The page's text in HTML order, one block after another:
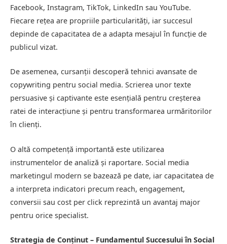
Facebook, Instagram, TikTok, LinkedIn sau YouTube.
Fiecare rețea are propriile particularități, iar succesul
depinde de capacitatea de a adapta mesajul în funcție de
publicul vizat.
De asemenea, cursanții descoperă tehnici avansate de
copywriting pentru social media. Scrierea unor texte
persuasive și captivante este esențială pentru creșterea
ratei de interacțiune și pentru transformarea urmăritorilor
în clienți.
O altă competență importantă este utilizarea
instrumentelor de analiză și raportare. Social media
marketingul modern se bazează pe date, iar capacitatea de
a interpreta indicatori precum reach, engagement,
conversii sau cost per click reprezintă un avantaj major
pentru orice specialist.
Strategia de Conținut – Fundamentul Succesului în Social